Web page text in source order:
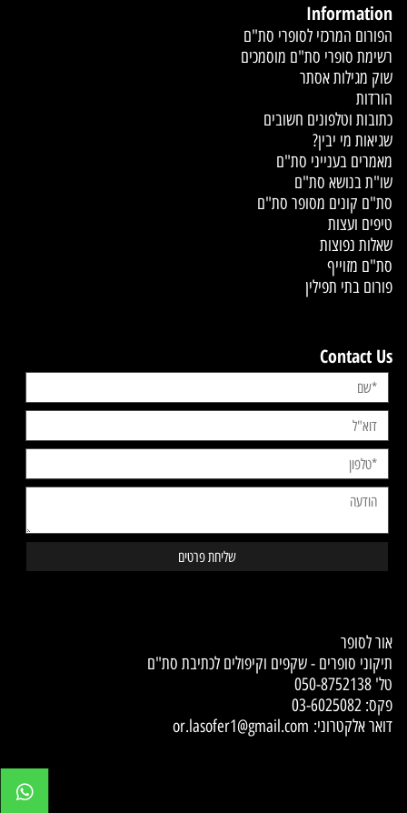
Information
הפורום המרכזי לסופרי סת"ם
רשימת סופרי סת"ם מוסמכים
שוק מגילות אסתר
הורדות
כתובות וטלפונים חשובים
שגיאות מי יבין?
מאמרים בענייני סת"ם
שו"ת בנושא סת"ם
סת"ם קונים מסופר סת"ם
טיפים ועצות
שאלות נפוצות
סת"ם מזוייף
פורום בתי תפילין
Contact Us
אור לסופר
תיקוני סופרים - שקפים וקיפולים לכתיבת סת"ם
טל' 050-8752138
פקס: 03-6025082
דואר אלקטרוני: or.lasofer1@gmail.com